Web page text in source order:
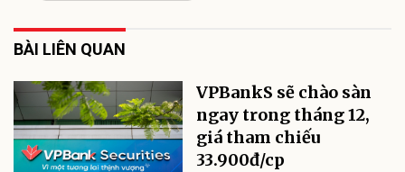
BÀI LIÊN QUAN
VPBankS sẽ chào sàn
ngay trong tháng 12,
giá tham chiếu
33.900đ/cp